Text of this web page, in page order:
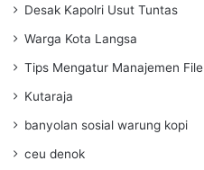
Desak Kapolri Usut Tuntas
Warga Kota Langsa
Tips Mengatur Manajemen File
Kutaraja
banyolan sosial warung kopi
ceu denok